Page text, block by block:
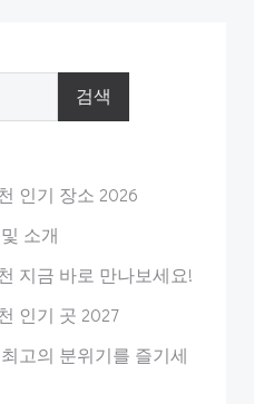
검색
인기 장소 2026
소개
지금 바로 만나보세요!
인기 곳 2027
고의 분위기를 즐기세